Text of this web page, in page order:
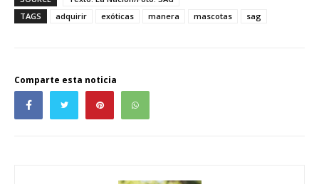
TAGS
adquirir exóticas manera mascotas sag
Comparte esta noticia